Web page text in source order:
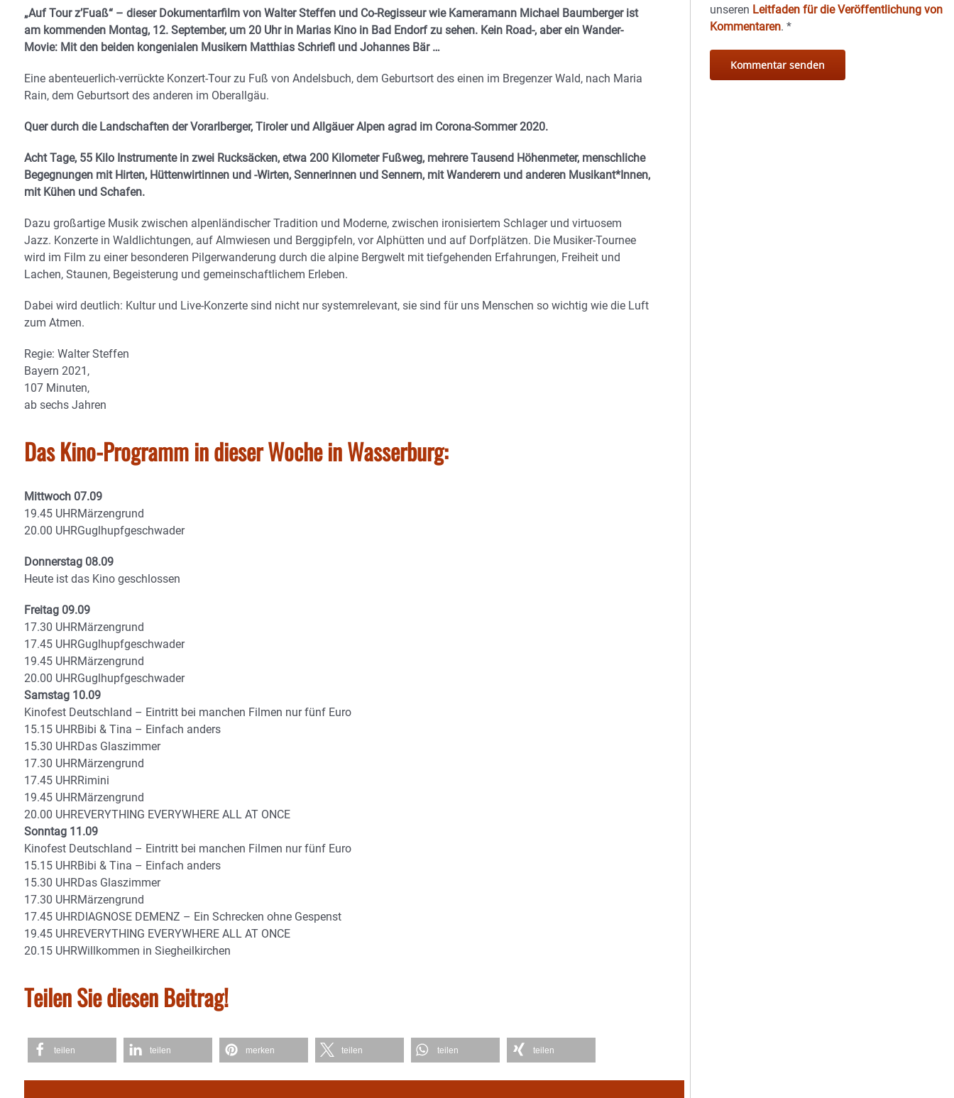
„Auf Tour z’Fuaß“ – dieser Dokumentarfilm von Walter Steffen und Co-Regisseur wie Kameramann Michael Baumberger ist
am kommenden Montag, 12. September, um 20 Uhr in Marias Kino in Bad Endorf zu sehen. Kein Road-, aber ein Wander-
Movie: Mit den beiden kongenialen Musikern Matthias Schriefl und Johannes Bär …
Eine abenteuerlich-verrückte Konzert-Tour zu Fuß von Andelsbuch, dem Geburtsort des einen im Bregenzer Wald, nach Maria
Rain, dem Geburtsort des anderen im Oberallgäu.
Quer durch die Landschaften der Vorarlberger, Tiroler und Allgäuer Alpen agrad im Corona-Sommer 2020.
Acht Tage, 55 Kilo Instrumente in zwei Rucksäcken, etwa 200 Kilometer Fußweg, mehrere Tausend Höhenmeter, menschliche
Begegnungen mit Hirten, Hüttenwirtinnen und -Wirten, Sennerinnen und Sennern, mit Wanderern und anderen Musikant*Innen,
mit Kühen und Schafen.
Dazu großartige Musik zwischen alpenländischer Tradition und Moderne, zwischen ironisiertem Schlager und virtuosem
Jazz. Konzerte in Waldlichtungen, auf Almwiesen und Berggipfeln, vor Alphütten und auf Dorfplätzen. Die Musiker-Tournee
wird im Film zu einer besonderen Pilgerwanderung durch die alpine Bergwelt mit tiefgehenden Erfahrungen, Freiheit und
Lachen, Staunen, Begeisterung und gemeinschaftlichem Erleben.
Dabei wird deutlich: Kultur und Live-Konzerte sind nicht nur systemrelevant, sie sind für uns Menschen so wichtig wie die Luft
zum Atmen.
Regie: Walter Steffen
Bayern 2021,
107 Minuten,
ab sechs Jahren
Das Kino-Programm in dieser Woche in Wasserburg:
Mittwoch 07.09
19.45 UHRMärzengrund
20.00 UHRGuglhupfgeschwader
Donnerstag 08.09
Heute ist das Kino geschlossen
Freitag 09.09
17.30 UHRMärzengrund
17.45 UHRGuglhupfgeschwader
19.45 UHRMärzengrund
20.00 UHRGuglhupfgeschwader
Samstag 10.09
Kinofest Deutschland – Eintritt bei manchen Filmen nur fünf Euro
15.15 UHRBibi & Tina – Einfach anders
15.30 UHRDas Glaszimmer
17.30 UHRMärzengrund
17.45 UHRRimini
19.45 UHRMärzengrund
20.00 UHREVERYTHING EVERYWHERE ALL AT ONCE
Sonntag 11.09
Kinofest Deutschland – Eintritt bei manchen Filmen nur fünf Euro
15.15 UHRBibi & Tina – Einfach anders
15.30 UHRDas Glaszimmer
17.30 UHRMärzengrund
17.45 UHRDIAGNOSE DEMENZ – Ein Schrecken ohne Gespenst
19.45 UHREVERYTHING EVERYWHERE ALL AT ONCE
20.15 UHRWillkommen in Siegheilkirchen
Teilen Sie diesen Beitrag!
teilen teilen merken teilen teilen teilen
unseren Leitfaden für die Veröffentlichung von
Kommentaren.*